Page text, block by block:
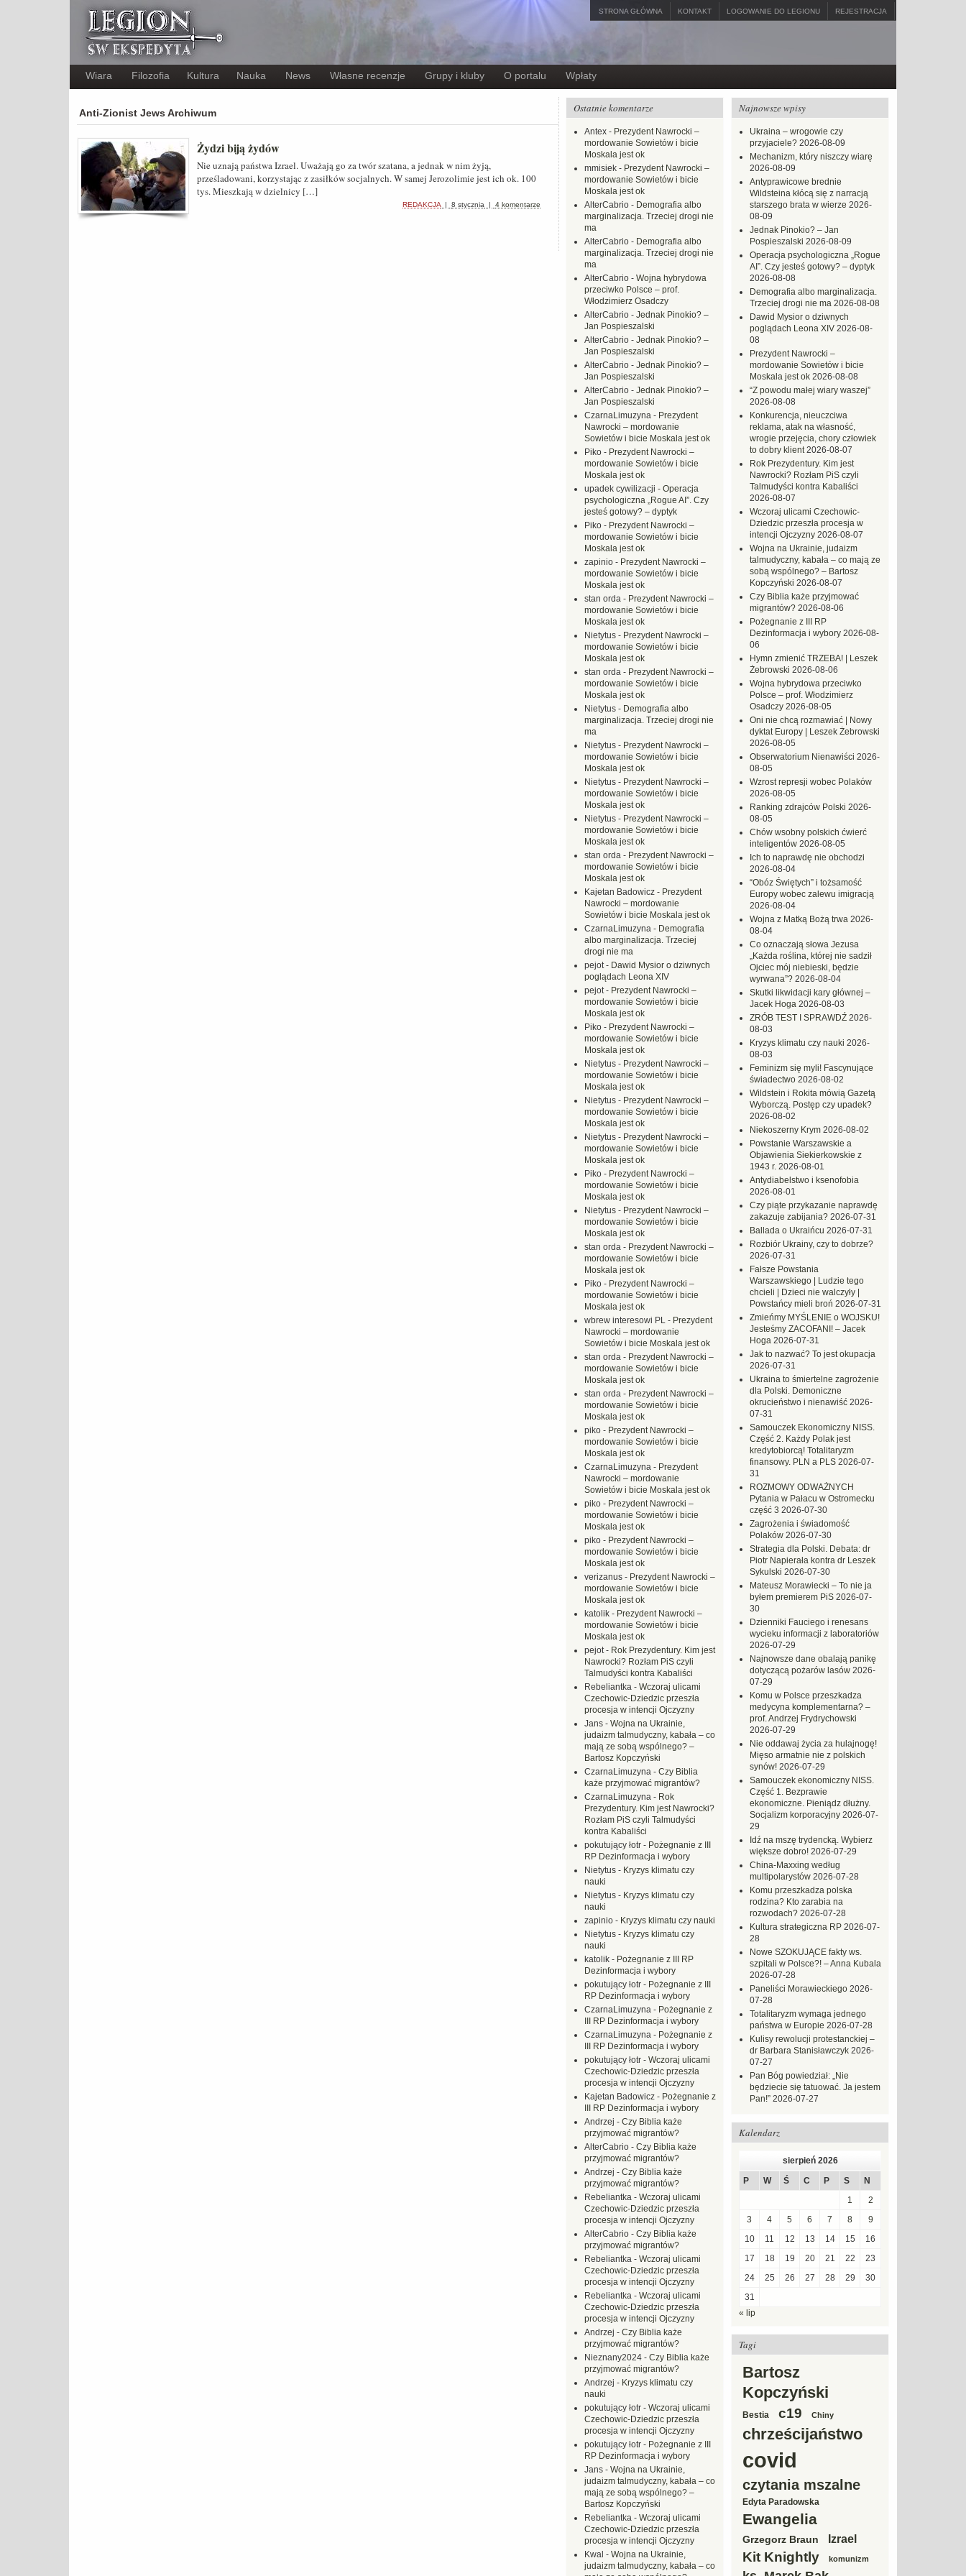
STRONA GŁÓWNA KONTAKT LOGOWANIE DO LEGIONU REJESTRACJA
Wiara Filozofia Kultura Nauka News Własne recenzje Grupy i kluby O portalu Wpłaty
Anti-Zionist Jews Archiwum
Żydzi biją żydów
Nie uznają państwa Izrael. Uważają go za twór szatana, a jednak w nim żyją,
prześladowani, korzystając z zasiłków socjalnych. W samej Jerozolimie jest ich ok. 100
tys. Mieszkają w dzielnicy […]
REDAKCJA | 8 stycznia | 4 komentarze
Najnowsze wpisy
Ukraina – wrogowie czy
przyjaciele? 2026-08-09
Mechanizm, który niszczy wiarę
2026-08-09
Antyprawicowe brednie
Wildsteina kłócą się z narracją
starszego brata w wierze 2026-
08-09
Jednak Pinokio? – Jan
Pospieszalski 2026-08-09
Operacja psychologiczna „Rogue
AI”. Czy jesteś gotowy? – dyptyk
2026-08-08
Demografia albo marginalizacja.
Trzeciej drogi nie ma 2026-08-08
Dawid Mysior o dziwnych
poglądach Leona XIV 2026-08-
08
Prezydent Nawrocki –
mordowanie Sowietów i bicie
Moskala jest ok 2026-08-08
“Z powodu małej wiary waszej”
2026-08-08
Konkurencja, nieuczciwa
reklama, atak na własność,
wrogie przejęcia, chory człowiek
to dobry klient 2026-08-07
Rok Prezydentury. Kim jest
Nawrocki? Rozłam PiS czyli
Talmudyści kontra Kabaliści
2026-08-07
Wczoraj ulicami Czechowic-
Dziedzic przeszła procesja w
intencji Ojczyzny 2026-08-07
Wojna na Ukrainie, judaizm
talmudyczny, kabała – co mają ze
sobą wspólnego? – Bartosz
Kopczyński 2026-08-07
Czy Biblia każe przyjmować
migrantów? 2026-08-06
Pożegnanie z III RP
Dezinformacja i wybory 2026-08-
06
Hymn zmienić TRZEBA! | Leszek
Żebrowski 2026-08-06
Wojna hybrydowa przeciwko
Polsce – prof. Włodzimierz
Osadczy 2026-08-05
Oni nie chcą rozmawiać | Nowy
dyktat Europy | Leszek Żebrowski
2026-08-05
Obserwatorium Nienawiści 2026-
08-05
Wzrost represji wobec Polaków
2026-08-05
Ranking zdrajców Polski 2026-
08-05
Chów wsobny polskich ćwierć
inteligentów 2026-08-05
Ich to naprawdę nie obchodzi
2026-08-04
“Obóz Świętych” i tożsamość
Europy wobec zalewu imigracją
2026-08-04
Wojna z Matką Bożą trwa 2026-
08-04
Co oznaczają słowa Jezusa
„Każda roślina, której nie sadził
Ojciec mój niebieski, będzie
wyrwana”? 2026-08-04
Skutki likwidacji kary głównej –
Jacek Hoga 2026-08-03
ZRÓB TEST I SPRAWDŹ 2026-
08-03
Kryzys klimatu czy nauki 2026-
08-03
Feminizm się myli! Fascynujące
świadectwo 2026-08-02
Wildstein i Rokita mówią Gazetą
Wyborczą. Postęp czy upadek?
2026-08-02
Niekoszerny Krym 2026-08-02
Powstanie Warszawskie a
Objawienia Siekierkowskie z
1943 r. 2026-08-01
Antydiabelstwo i ksenofobia
2026-08-01
Czy piąte przykazanie naprawdę
zakazuje zabijania? 2026-07-31
Ballada o Ukraińcu 2026-07-31
Rozbiór Ukrainy, czy to dobrze?
2026-07-31
Fałsze Powstania
Warszawskiego | Ludzie tego
chcieli | Dzieci nie walczyły |
Powstańcy mieli broń 2026-07-31
Zmieńmy MYŚLENIE o WOJSKU!
Jesteśmy ZACOFANI! – Jacek
Hoga 2026-07-31
Jak to nazwać? To jest okupacja
2026-07-31
Ukraina to śmiertelne zagrożenie
dla Polski. Demoniczne
okrucieństwo i nienawiść 2026-
07-31
Samouczek Ekonomiczny NISS.
Część 2. Każdy Polak jest
kredytobiorcą! Totalitaryzm
finansowy. PLN a PLS 2026-07-
31
ROZMOWY ODWAŻNYCH
Pytania w Pałacu w Ostromecku
część 3 2026-07-30
Zagrożenia i świadomość
Polaków 2026-07-30
Strategia dla Polski. Debata: dr
Piotr Napierała kontra dr Leszek
Sykulski 2026-07-30
Mateusz Morawiecki – To nie ja
byłem premierem PiS 2026-07-
30
Dzienniki Fauciego i renesans
wycieku informacji z laboratoriów
2026-07-29
Najnowsze dane obalają panikę
dotyczącą pożarów lasów 2026-
07-29
Komu w Polsce przeszkadza
medycyna komplementarna? –
prof. Andrzej Frydrychowski
2026-07-29
Nie oddawaj życia za hulajnogę!
Mięso armatnie nie z polskich
synów! 2026-07-29
Samouczek ekonomiczny NISS.
Część 1. Bezprawie
ekonomiczne. Pieniądz dłużny.
Socjalizm korporacyjny 2026-07-
29
Idź na mszę trydencką. Wybierz
większe dobro! 2026-07-29
China-Maxxing według
multipolarystów 2026-07-28
Komu przeszkadza polska
rodzina? Kto zarabia na
rozwodach? 2026-07-28
Kultura strategiczna RP 2026-07-
28
Nowe SZOKUJĄCE fakty ws.
szpitali w Polsce?! – Anna Kubala
2026-07-28
Paneliści Morawieckiego 2026-
07-28
Totalitaryzm wymaga jednego
państwa w Europie 2026-07-28
Kulisy rewolucji protestanckiej –
dr Barbara Stanisławczyk 2026-
07-27
Pan Bóg powiedział: „Nie
będziecie się tatuować. Ja jestem
Pan!” 2026-07-27
Kalendarz
sierpień 2026
P
W Ś C P S
N
1
2
3
4 5 6 7 8
9
10
11 12 13 14 15
16
17
18 19 20 21 22
23
24
25 26 27 28 29
30
31
« lip
Tagi
Bartosz
Kopczyński
Bestia c19 Chiny
chrześcijaństwo
covid
czytania mszalne
Edyta Paradowska
Ewangelia
Grzegorz Braun Izrael
Kit Knightly komunizm
Ostatnie komentarze
Antex - Prezydent Nawrocki –
mordowanie Sowietów i bicie
Moskala jest ok
mmisiek - Prezydent Nawrocki –
mordowanie Sowietów i bicie
Moskala jest ok
AlterCabrio - Demografia albo
marginalizacja. Trzeciej drogi nie
ma
AlterCabrio - Demografia albo
marginalizacja. Trzeciej drogi nie
ma
AlterCabrio - Wojna hybrydowa
przeciwko Polsce – prof.
Włodzimierz Osadczy
AlterCabrio - Jednak Pinokio? –
Jan Pospieszalski
AlterCabrio - Jednak Pinokio? –
Jan Pospieszalski
AlterCabrio - Jednak Pinokio? –
Jan Pospieszalski
AlterCabrio - Jednak Pinokio? –
Jan Pospieszalski
CzarnaLimuzyna - Prezydent
Nawrocki – mordowanie
Sowietów i bicie Moskala jest ok
Piko - Prezydent Nawrocki –
mordowanie Sowietów i bicie
Moskala jest ok
upadek cywilizacji - Operacja
psychologiczna „Rogue AI”. Czy
jesteś gotowy? – dyptyk
Piko - Prezydent Nawrocki –
mordowanie Sowietów i bicie
Moskala jest ok
zapinio - Prezydent Nawrocki –
mordowanie Sowietów i bicie
Moskala jest ok
stan orda - Prezydent Nawrocki –
mordowanie Sowietów i bicie
Moskala jest ok
Nietytus - Prezydent Nawrocki –
mordowanie Sowietów i bicie
Moskala jest ok
stan orda - Prezydent Nawrocki –
mordowanie Sowietów i bicie
Moskala jest ok
Nietytus - Demografia albo
marginalizacja. Trzeciej drogi nie
ma
Nietytus - Prezydent Nawrocki –
mordowanie Sowietów i bicie
Moskala jest ok
Nietytus - Prezydent Nawrocki –
mordowanie Sowietów i bicie
Moskala jest ok
Nietytus - Prezydent Nawrocki –
mordowanie Sowietów i bicie
Moskala jest ok
stan orda - Prezydent Nawrocki –
mordowanie Sowietów i bicie
Moskala jest ok
Kajetan Badowicz - Prezydent
Nawrocki – mordowanie
Sowietów i bicie Moskala jest ok
CzarnaLimuzyna - Demografia
albo marginalizacja. Trzeciej
drogi nie ma
pejot- Dawid Mysior o dziwnych
poglądach Leona XIV
pejot- Prezydent Nawrocki –
mordowanie Sowietów i bicie
Moskala jest ok
Piko - Prezydent Nawrocki –
mordowanie Sowietów i bicie
Moskala jest ok
Nietytus - Prezydent Nawrocki –
mordowanie Sowietów i bicie
Moskala jest ok
Nietytus - Prezydent Nawrocki –
mordowanie Sowietów i bicie
Moskala jest ok
Nietytus - Prezydent Nawrocki –
mordowanie Sowietów i bicie
Moskala jest ok
Piko - Prezydent Nawrocki –
mordowanie Sowietów i bicie
Moskala jest ok
Nietytus - Prezydent Nawrocki –
mordowanie Sowietów i bicie
Moskala jest ok
stan orda - Prezydent Nawrocki –
mordowanie Sowietów i bicie
Moskala jest ok
Piko - Prezydent Nawrocki –
mordowanie Sowietów i bicie
Moskala jest ok
wbrew interesowi PL - Prezydent
Nawrocki – mordowanie
Sowietów i bicie Moskala jest ok
stan orda - Prezydent Nawrocki –
mordowanie Sowietów i bicie
Moskala jest ok
stan orda - Prezydent Nawrocki –
mordowanie Sowietów i bicie
Moskala jest ok
piko - Prezydent Nawrocki –
mordowanie Sowietów i bicie
Moskala jest ok
CzarnaLimuzyna - Prezydent
Nawrocki – mordowanie
Sowietów i bicie Moskala jest ok
piko - Prezydent Nawrocki –
mordowanie Sowietów i bicie
Moskala jest ok
piko - Prezydent Nawrocki –
mordowanie Sowietów i bicie
Moskala jest ok
verizanus - Prezydent Nawrocki –
mordowanie Sowietów i bicie
Moskala jest ok
katolik - Prezydent Nawrocki –
mordowanie Sowietów i bicie
Moskala jest ok
pejot- Rok Prezydentury. Kim jest
Nawrocki? Rozłam PiS czyli
Talmudyści kontra Kabaliści
Rebeliantka - Wczoraj ulicami
Czechowic-Dziedzic przeszła
procesja w intencji Ojczyzny
Jans - Wojna na Ukrainie,
judaizm talmudyczny, kabała – co
mają ze sobą wspólnego? –
Bartosz Kopczyński
CzarnaLimuzyna - Czy Biblia
każe przyjmować migrantów?
CzarnaLimuzyna - Rok
Prezydentury. Kim jest Nawrocki?
Rozłam PiS czyli Talmudyści
kontra Kabaliści
pokutujący łotr - Pożegnanie z III
RP Dezinformacja i wybory
Nietytus - Kryzys klimatu czy
nauki
Nietytus - Kryzys klimatu czy
nauki
zapinio - Kryzys klimatu czy nauki
Nietytus - Kryzys klimatu czy
nauki
katolik - Pożegnanie z III RP
Dezinformacja i wybory
pokutujący łotr - Pożegnanie z III
RP Dezinformacja i wybory
CzarnaLimuzyna - Pożegnanie z
III RP Dezinformacja i wybory
CzarnaLimuzyna - Pożegnanie z
III RP Dezinformacja i wybory
pokutujący łotr - Wczoraj ulicami
Czechowic-Dziedzic przeszła
procesja w intencji Ojczyzny
Kajetan Badowicz - Pożegnanie z
III RP Dezinformacja i wybory
Andrzej - Czy Biblia każe
przyjmować migrantów?
AlterCabrio - Czy Biblia każe
przyjmować migrantów?
Andrzej - Czy Biblia każe
przyjmować migrantów?
Rebeliantka - Wczoraj ulicami
Czechowic-Dziedzic przeszła
procesja w intencji Ojczyzny
AlterCabrio - Czy Biblia każe
przyjmować migrantów?
Rebeliantka - Wczoraj ulicami
Czechowic-Dziedzic przeszła
procesja w intencji Ojczyzny
Rebeliantka - Wczoraj ulicami
Czechowic-Dziedzic przeszła
procesja w intencji Ojczyzny
Andrzej - Czy Biblia każe
przyjmować migrantów?
Nieznany2024 - Czy Biblia każe
przyjmować migrantów?
Andrzej - Kryzys klimatu czy
nauki
pokutujący łotr - Wczoraj ulicami
Czechowic-Dziedzic przeszła
procesja w intencji Ojczyzny
pokutujący łotr - Pożegnanie z III
RP Dezinformacja i wybory
Jans - Wojna na Ukrainie,
judaizm talmudyczny, kabała – co
mają ze sobą wspólnego? –
Bartosz Kopczyński
Rebeliantka - Wczoraj ulicami
Czechowic-Dziedzic przeszła
procesja w intencji Ojczyzny
Kwal - Wojna na Ukrainie,
judaizm talmudyczny, kabała – co